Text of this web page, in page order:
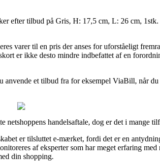
efter tilbud på Gris, H: 17,5 cm, L: 26 cm, 1stk.
varer til en pris der anses for uforståeligt
er ikke desto mindre indbefattet af en
et tilbud fra for eksempel ViaBill, når du
handelsaftale, dog er det i mange
er tilsluttet e-mærket, fordi det er en
af eksperter som har meget erfaring
din shopping.